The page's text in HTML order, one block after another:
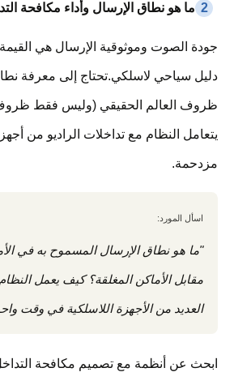
2 ما هو نطاق الإرسال وأداء مكافحة
جودة الصوت وموثوقية الإرسال هي
دليل سياحي لاسلكي.تحتاج إلى معرفة
ظروف العالم الحقيقي (وليس فقط
يتعامل النظام مع تداخلات الراديو من
مزدحمة.
اسأل المورد:
"ما هو نطاق الإرسال المسموح به في
مقابل الأماكن المغلقة؟ كيف يعمل
العديد من الأجهزة اللاسلكية في وقت
ابحث عن أنظمة مع تصميم مكافحة